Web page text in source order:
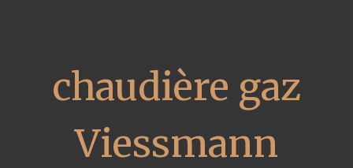
chaudière gaz
Viessmann